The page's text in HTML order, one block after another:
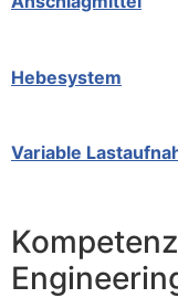
Hebesystem
Variable